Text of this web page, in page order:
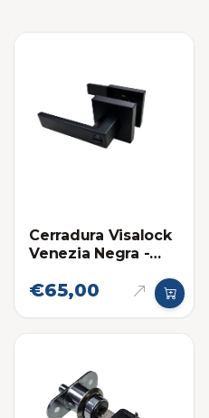
Cerradura Visalock
Venezia Negra -
€65,00